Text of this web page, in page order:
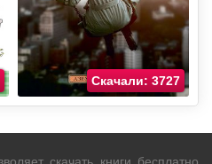
Скачали: 3727
скачать книги бесплатно